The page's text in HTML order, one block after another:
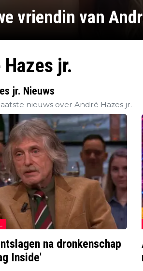
vriendin van
jr.
jr. Nieuws
nieuws over André Hazes jr.
na dronkenschap
Inside'